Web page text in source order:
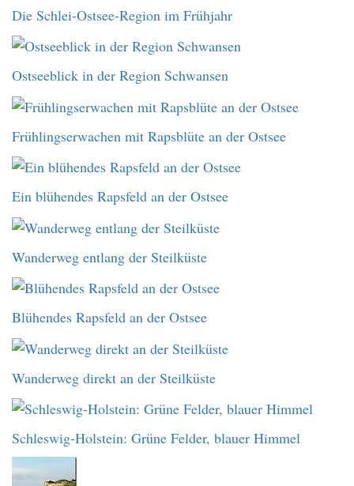
Die Schlei-Ostsee-Region im Frühjahr
Ostseeblick in der Region Schwansen
Frühlingserwachen mit Rapsblüte an der Ostsee
Ein blühendes Rapsfeld an der Ostsee
Wanderweg entlang der Steilküste
Blühendes Rapsfeld an der Ostsee
Wanderweg direkt an der Steilküste
Schleswig-Holstein: Grüne Felder, blauer Himmel